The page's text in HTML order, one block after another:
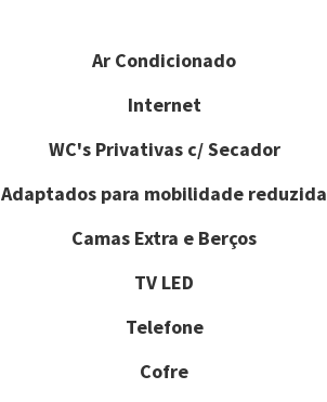
Ar Condicionado
Internet
WC's Privativas c/ Secador
Adaptados para mobilidade reduzida
Camas Extra e Berços
TV LED
Telefone
Cofre